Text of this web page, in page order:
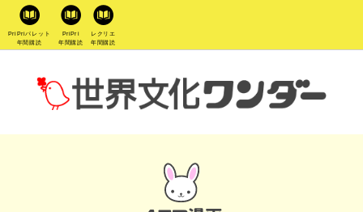
PriPriパレット
年間購読
PriPri
年間購読
レクリエ
年間購読